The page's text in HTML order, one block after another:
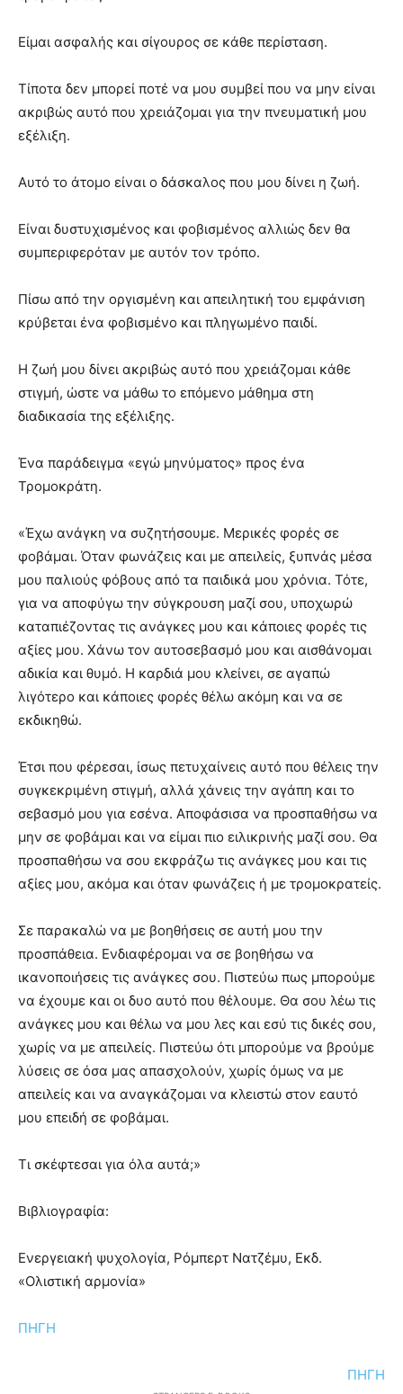
Είμαι ασφαλής και σίγουρος σε κάθε περίσταση.
Τίποτα δεν μπορεί ποτέ να μου συμβεί που να μην είναι
ακριβώς αυτό που χρειάζομαι για την πνευματική μου
εξέλιξη.
Αυτό το άτομο είναι ο δάσκαλος που μου δίνει η ζωή.
Είναι δυστυχισμένος και φοβισμένος αλλιώς δεν θα
συμπεριφερόταν με αυτόν τον τρόπο.
Πίσω από την οργισμένη και απειλητική του εμφάνιση
κρύβεται ένα φοβισμένο και πληγωμένο παιδί.
Η ζωή μου δίνει ακριβώς αυτό που χρειάζομαι κάθε
στιγμή, ώστε να μάθω το επόμενο μάθημα στη
διαδικασία της εξέλιξης.
Ένα παράδειγμα «εγώ μηνύματος» προς ένα
Τρομοκράτη.
«Έχω ανάγκη να συζητήσουμε. Μερικές φορές σε
φοβάμαι. Όταν φωνάζεις και με απειλείς, ξυπνάς μέσα
μου παλιούς φόβους από τα παιδικά μου χρόνια. Τότε,
για να αποφύγω την σύγκρουση μαζί σου, υποχωρώ
καταπιέζοντας τις ανάγκες μου και κάποιες φορές τις
αξίες μου. Χάνω τον αυτοσεβασμό μου και αισθάνομαι
αδικία και θυμό. Η καρδιά μου κλείνει, σε αγαπώ
λιγότερο και κάποιες φορές θέλω ακόμη και να σε
εκδικηθώ.
Έτσι που φέρεσαι, ίσως πετυχαίνεις αυτό που θέλεις την
συγκεκριμένη στιγμή, αλλά χάνεις την αγάπη και το
σεβασμό μου για εσένα. Αποφάσισα να προσπαθήσω να
μην σε φοβάμαι και να είμαι πιο ειλικρινής μαζί σου. Θα
προσπαθήσω να σου εκφράζω τις ανάγκες μου και τις
αξίες μου, ακόμα και όταν φωνάζεις ή με τρομοκρατείς.
Σε παρακαλώ να με βοηθήσεις σε αυτή μου την
προσπάθεια. Ενδιαφέρομαι να σε βοηθήσω να
ικανοποιήσεις τις ανάγκες σου. Πιστεύω πως μπορούμε
να έχουμε και οι δυο αυτό που θέλουμε. Θα σου λέω τις
ανάγκες μου και θέλω να μου λες και εσύ τις δικές σου,
χωρίς να με απειλείς. Πιστεύω ότι μπορούμε να βρούμε
λύσεις σε όσα μας απασχολούν, χωρίς όμως να με
απειλείς και να αναγκάζομαι να κλειστώ στον εαυτό
μου επειδή σε φοβάμαι.
Τι σκέφτεσαι για όλα αυτά;»
Βιβλιογραφία:
Ενεργειακή ψυχολογία, Ρόμπερτ Νατζέμυ, Εκδ.
«Ολιστική αρμονία»
ΠΗΓΗ
ΠΗΓΗ